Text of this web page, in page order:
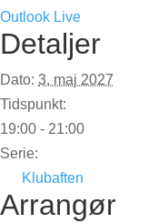
Outlook Live
Detaljer
Dato: 3. maj 2027
Tidspunkt:
19:00 - 21:00
Serie:
Klubaften
Arrangør